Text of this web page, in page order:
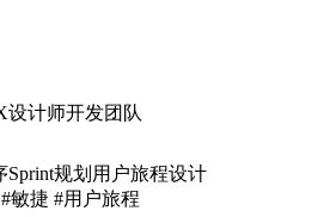
设计师开发团队
Sprint规划 用户旅程设计
敏捷 #用户旅程